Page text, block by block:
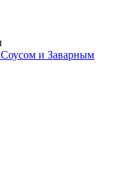
и Заварным